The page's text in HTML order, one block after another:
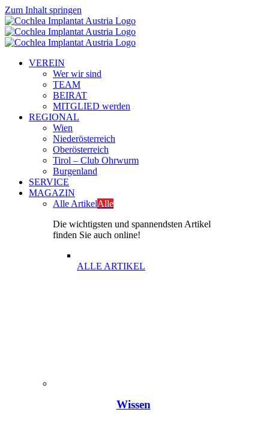
Zum Inhalt springen
VEREIN
Wer wir sind
TEAM
BEIRAT
MITGLIED werden
REGIONAL
Wien
Niederösterreich
Oberösterreich
Tirol – Club Ohrwurm
Burgenland
SERVICE
MAGAZIN
Alle ArtikelAlle
Die wichtigsten und spannendsten Artikel
finden Sie auch online!
ALLE ARTIKEL
Wissen